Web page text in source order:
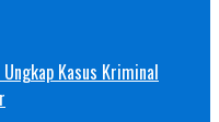
Kasus Kriminal